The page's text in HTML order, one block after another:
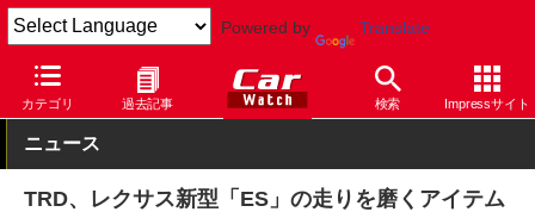
Powered by Translate
カテゴリ 過去記事 検索 Impressサイト
Car Watch 自動車 レクサス ES
ニュース
TRD、レクサス新型「ES」の走りを磨くアイテム